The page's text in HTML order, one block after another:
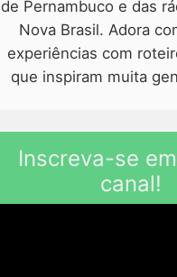
de Pernambuco e das
Nova Brasil. Adora
experiências com
que inspiram muita
Inscreva-se
canal!